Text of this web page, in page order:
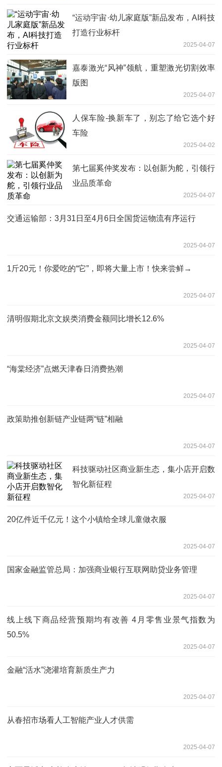
“运动宇宙·幼儿家庭版”新品发布，AI科技
打造行业标杆
2025-04-07
嘉泰激光“风神”领航，重塑激光切割效率
版图
2025-04-07
人保车险-换新车了，别忘了给它选个好
车险
2025-04-02
第七届奚仲奖发布：以创新为舵，引领行
业品质革命
2025-04-07
交通运输部：3月31日至4月6日全国货运物流有序运行
2025-04-07
1斤20元！你爱吃的“它”，即将大量上市！快来尝鲜→
2025-04-07
清明假期北京文娱类消费金额同比增长12.6%
2025-04-07
“海棠经济”点燃天津春日消费热潮
2025-04-07
政策助推创新链产业链两“链”相融
2025-04-07
科技驱动社区商业新生态，集小店开启数
智化新征程
2025-04-07
20亿件近千亿元！这个小镇给全球儿童做衣服
2025-04-07
国家金融监管总局：加强商业银行互联网助贷业务管理
2025-04-07
线上线下商品经营预期均有改善 4月零售业景气指数为
50.5%
2025-04-07
金融“活水”浇灌培育新质生产力
2025-04-07
从春招市场看人工智能产业人才供需
2025-04-07